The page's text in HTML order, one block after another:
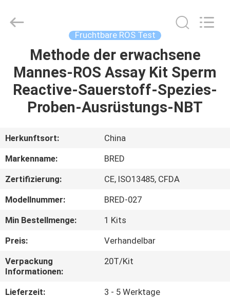
HAUS
PRODUKTE
ÜBER
FABRIK-
AUSFLUG
QUALITÄTSKONTROLLE
TRETEN
Technology
Fruchtbare ROS Test
Methode der erwachsene
Mannes-ROS Assay Kit Sperm
Reactive-Sauerstoff-Spezies-
Proben-Ausrüstungs-NBT
Herkunftsort:
China
Markenname:
BRED
Zertifizierung:
CE, ISO13485, CFDA
Modellnummer:
BRED-027
Min Bestellmenge:
1 Kits
Preis:
Verhandelbar
Verpackung
Informationen:
20T/Kit
Lieferzeit:
3 - 5 Werktage